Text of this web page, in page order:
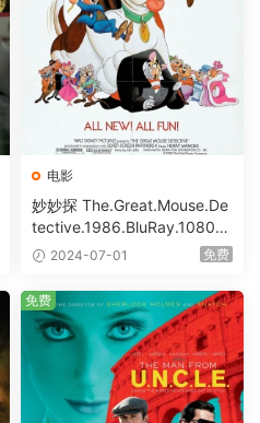
电影
妙妙探 The.Great.Mouse.De
tective.1986.BluRay.1080p.
AVC.DTS-HD.MA.5.1-HDHo
2024-07-01 免费
免费